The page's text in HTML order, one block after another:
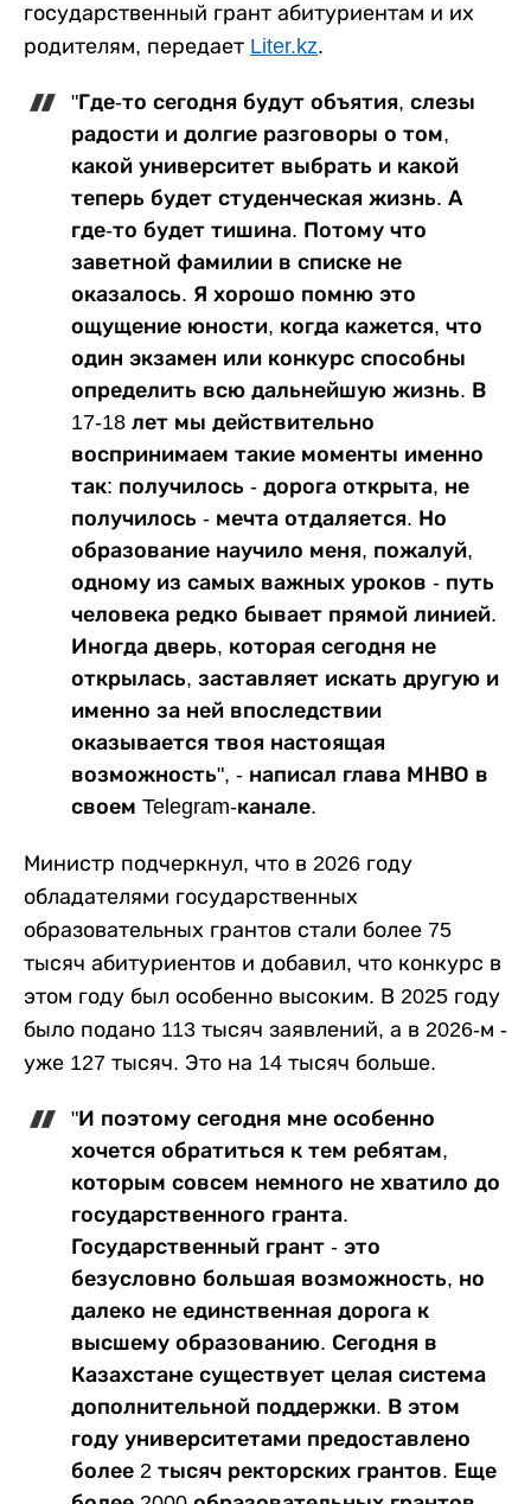
государственный грант абитуриентам и их
родителям, передает Liter.kz.
"Где-то сегодня будут объятия, слезы
радости и долгие разговоры о том,
какой университет выбрать и какой
теперь будет студенческая жизнь. А
где-то будет тишина. Потому что
заветной фамилии в списке не
оказалось. Я хорошо помню это
ощущение юности, когда кажется, что
один экзамен или конкурс способны
определить всю дальнейшую жизнь. В
17-18 лет мы действительно
воспринимаем такие моменты именно
так: получилось - дорога открыта, не
получилось - мечта отдаляется. Но
образование научило меня, пожалуй,
одному из самых важных уроков - путь
человека редко бывает прямой линией.
Иногда дверь, которая сегодня не
открылась, заставляет искать другую и
именно за ней впоследствии
оказывается твоя настоящая
возможность", - написал глава МНВО в
своем Telegram-канале.
Министр подчеркнул, что в 2026 году
обладателями государственных
образовательных грантов стали более 75
тысяч абитуриентов и добавил, что конкурс в
этом году был особенно высоким. В 2025 году
было подано 113 тысяч заявлений, а в 2026-м -
уже 127 тысяч. Это на 14 тысяч больше.
"И поэтому сегодня мне особенно
хочется обратиться к тем ребятам,
которым совсем немного не хватило до
государственного гранта.
Государственный грант - это
безусловно большая возможность, но
далеко не единственная дорога к
высшему образованию. Сегодня в
Казахстане существует целая система
дополнительной поддержки. В этом
году университетами предоставлено
более 2 тысяч ректорских грантов. Еще